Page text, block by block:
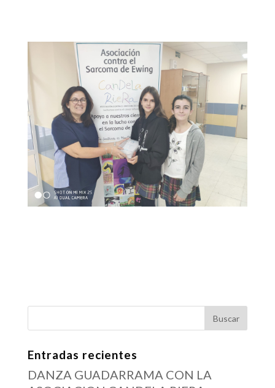
Entradas recientes
DANZA GUADARRAMA CON LA